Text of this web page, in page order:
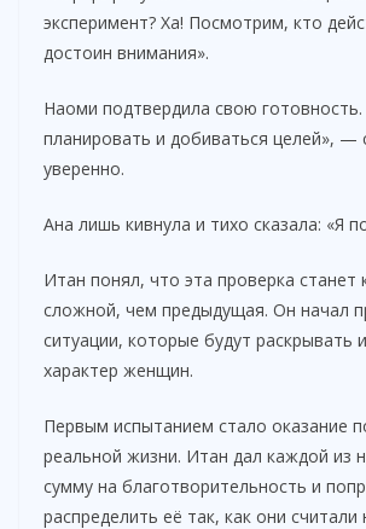
эксперимент? Ха! Посмотрим, кто
достоин внимания».
Наоми подтвердила свою
планировать и добиваться целей», —
уверенно.
Ана лишь кивнула и тихо сказала: «Я
Итан понял, что эта проверка станет
сложной, чем предыдущая. Он начал
ситуации, которые будут раскрывать
характер женщин.
Первым испытанием стало оказание
реальной жизни. Итан дал каждой из
сумму на благотворительность и
распределить её так, как они